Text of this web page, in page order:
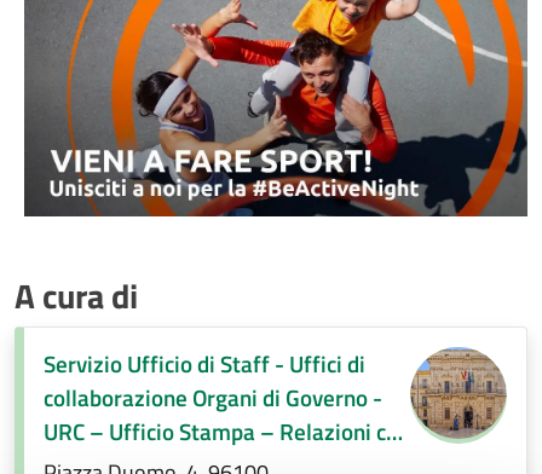
A cura di
Servizio Ufficio di Staff - Uffici di
collaborazione Organi di Governo -
URC – Ufficio Stampa – Relazioni con
la città